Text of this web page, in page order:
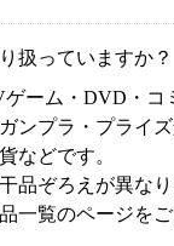
扱っていますか？
ーム・DVD・コ
ンプラ・プライ
などです。
品ぞろえが異な
一覧のページをご